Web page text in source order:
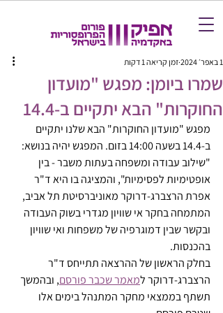
שמרו ביומן: מפגש "מועדון
החוקרות" הבא יתקיים ב-14.4
1 באפר׳ 2024 זמן קריאה 1 דקות
מפגש "מועדון החוקרות" הבא שלנו יתקיים
ב-14.4 בשעה 14:00 בזום. המפגש יהיה בנושא:
"שילוב עבודה ומשפחה בעתות משבר - בין
אופטימיות לפסימיות", והמציגה בו היא ד"ר
אפרת הרצברג-דרוקר מאוניברסיטת תל אביב,
המתמחה בחקר אי שוויון מגדרי בשוק העבודה
ובקשר שבין דמוגרפיה של משפחות ואי שוויון
בהכנסות.
בחלק הראשון של ההרצאה תתייחס ד"ר
הרצברג-דרוקר למאמר שכבר פורסם, ובהמשך
תשתף בממצאי מחקר המתנהל בימים אלו